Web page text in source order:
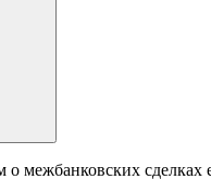
межбанковских сделках